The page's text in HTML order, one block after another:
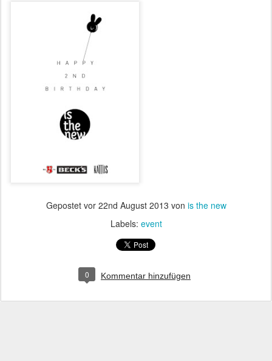
Gepostet vor 22nd August 2013 von is the new
Labels: event
0 Kommentar hinzufügen